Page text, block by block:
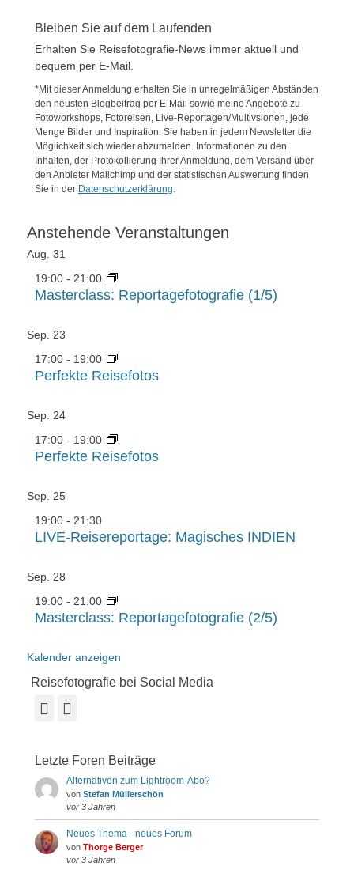
Bleiben Sie auf dem Laufenden
Erhalten Sie Reisefotografie-News immer aktuell und
bequem per E-Mail.
*Mit dieser Anmeldung erhalten Sie in unregelmäßigen Abständen
den neusten Blogbeitrag per E-Mail sowie meine Angebote zu
Fotoworkshops, Fotoreisen, Live-Reportagen/Multivsionen, jede
Menge Bilder und Inspiration. Sie haben in jedem Newsletter die
Möglichkeit sich wieder abzumelden. Informationen zu den
Inhalten, der Protokollierung Ihrer Anmeldung, dem Versand über
den Anbieter Mailchimp und der statistischen Auswertung finden
Sie in der Datenschutzerklärung.
Anstehende Veranstaltungen
Aug. 31
19:00 - 21:00
Masterclass: Reportagefotografie (1/5)
Sep. 23
17:00 - 19:00
Perfekte Reisefotos
Sep. 24
17:00 - 19:00
Perfekte Reisefotos
Sep. 25
19:00 - 21:30
LIVE-Reisereportage: Magisches INDIEN
Sep. 28
19:00 - 21:00
Masterclass: Reportagefotografie (2/5)
Kalender anzeigen
Reisefotografie bei Social Media
Facebook
Letzte Foren Beiträge
Alternativen zum Lightroom-Abo?
von Stefan Müllerschön
vor 3 Jahren
Neues Thema - neues Forum
von Thorge Berger
vor 3 Jahren